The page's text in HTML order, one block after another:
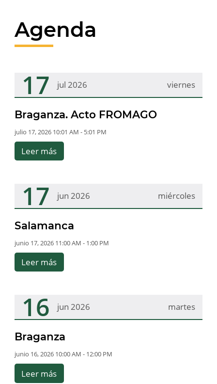
Agenda
viernes
17 jul 2026
Braganza. Acto FROMAGO
julio 17, 2026 10:01 AM - 5:01 PM
Leer más
miércoles
17 jun 2026
Salamanca
junio 17, 2026 11:00 AM - 1:00 PM
Leer más
martes
16 jun 2026
Braganza
junio 16, 2026 10:00 AM - 12:00 PM
Leer más